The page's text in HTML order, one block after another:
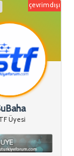
çevrimdışı
Üyesi